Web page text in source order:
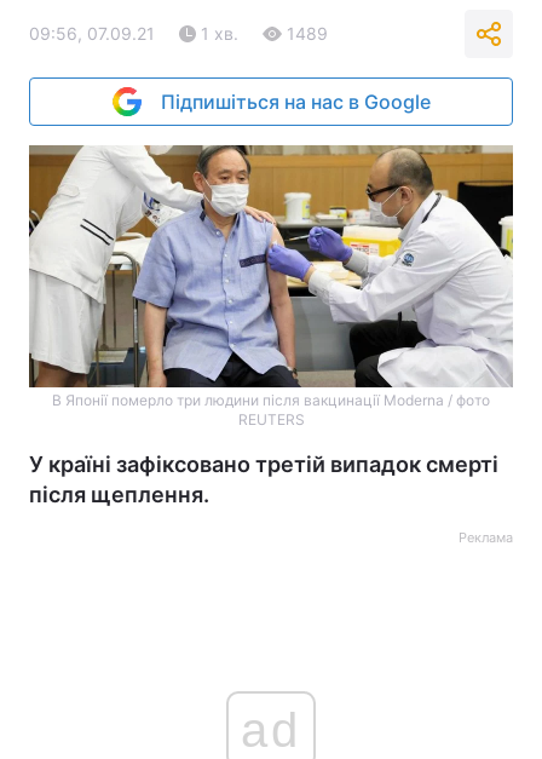
09:56, 07.09.21 1 хв. 1489
Підпишіться на нас в Google
В Японії померло три людини після вакцинації Moderna / фото
REUTERS
У країні зафіксовано третій випадок смерті
після щеплення.
Реклама
ad